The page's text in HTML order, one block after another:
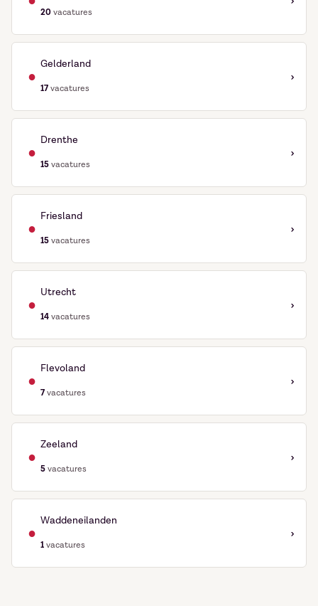
20 vacatures
●
Gelderland
17 vacatures
›
●
Drenthe
15 vacatures
›
●
Friesland
15 vacatures
›
●
Utrecht
14 vacatures
›
●
Flevoland
7 vacatures
›
●
Zeeland
5 vacatures
›
●
Waddeneilanden
1 vacatures
›